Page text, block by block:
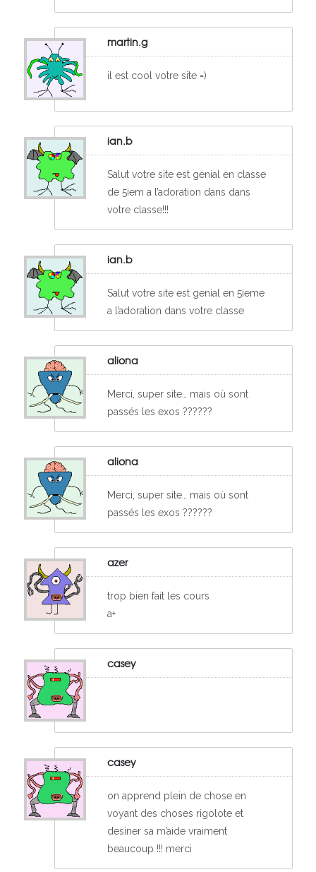
martin.g
il est cool votre site =)
ian.b
Salut votre site est genial en classe
de 5iem a l’adoration dans dans
votre classe!!!
ian.b
Salut votre site est genial en 5ieme
a l’adoration dans votre classe
aliona
Merci, super site… mais où sont
passés les exos ??????
aliona
Merci, super site… mais où sont
passés les exos ??????
azer
trop bien fait les cours
a+
casey
casey
on apprend plein de chose en
voyant des choses rigolote et
desiner sa m’aide vraiment
beaucoup !!! merci